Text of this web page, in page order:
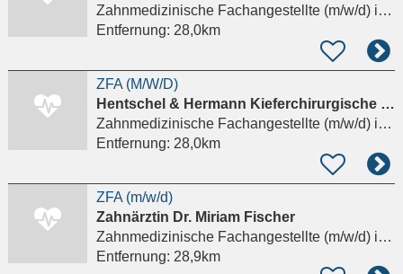
Zahnmedizinische Fachangestellte (m/w/d)in Zwickau
Entfernung: 28,0km
ZFA (M/W/D)
Hentschel & Hermann Kieferchirurgische Praxen am Schwanenteich
Zahnmedizinische Fachangestellte (m/w/d)in Zwickau
Entfernung: 28,0km
ZFA (m/w/d)
Zahnärztin Dr. Miriam Fischer
Zahnmedizinische Fachangestellte (m/w/d)in Zwenkau
Entfernung: 28,9km